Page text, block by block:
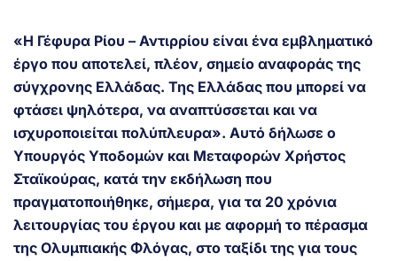
«Η Γέφυρα Ρίου – Αντιρρίου είναι ένα εμβληματικό
έργο που αποτελεί, πλέον, σημείο αναφοράς της
σύγχρονης Ελλάδας. Της Ελλάδας που μπορεί να
φτάσει ψηλότερα, να αναπτύσσεται και να
ισχυροποιείται πολύπλευρα». Αυτό δήλωσε ο
Υπουργός Υποδομών και Μεταφορών Χρήστος
Σταϊκούρας, κατά την εκδήλωση που
πραγματοποιήθηκε, σήμερα, για τα 20 χρόνια
λειτουργίας του έργου και με αφορμή το πέρασμα
της Ολυμπιακής Φλόγας, στο ταξίδι της για τους